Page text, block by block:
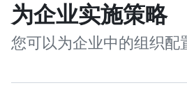
为企业实施策略
您可以为企业中的组织配